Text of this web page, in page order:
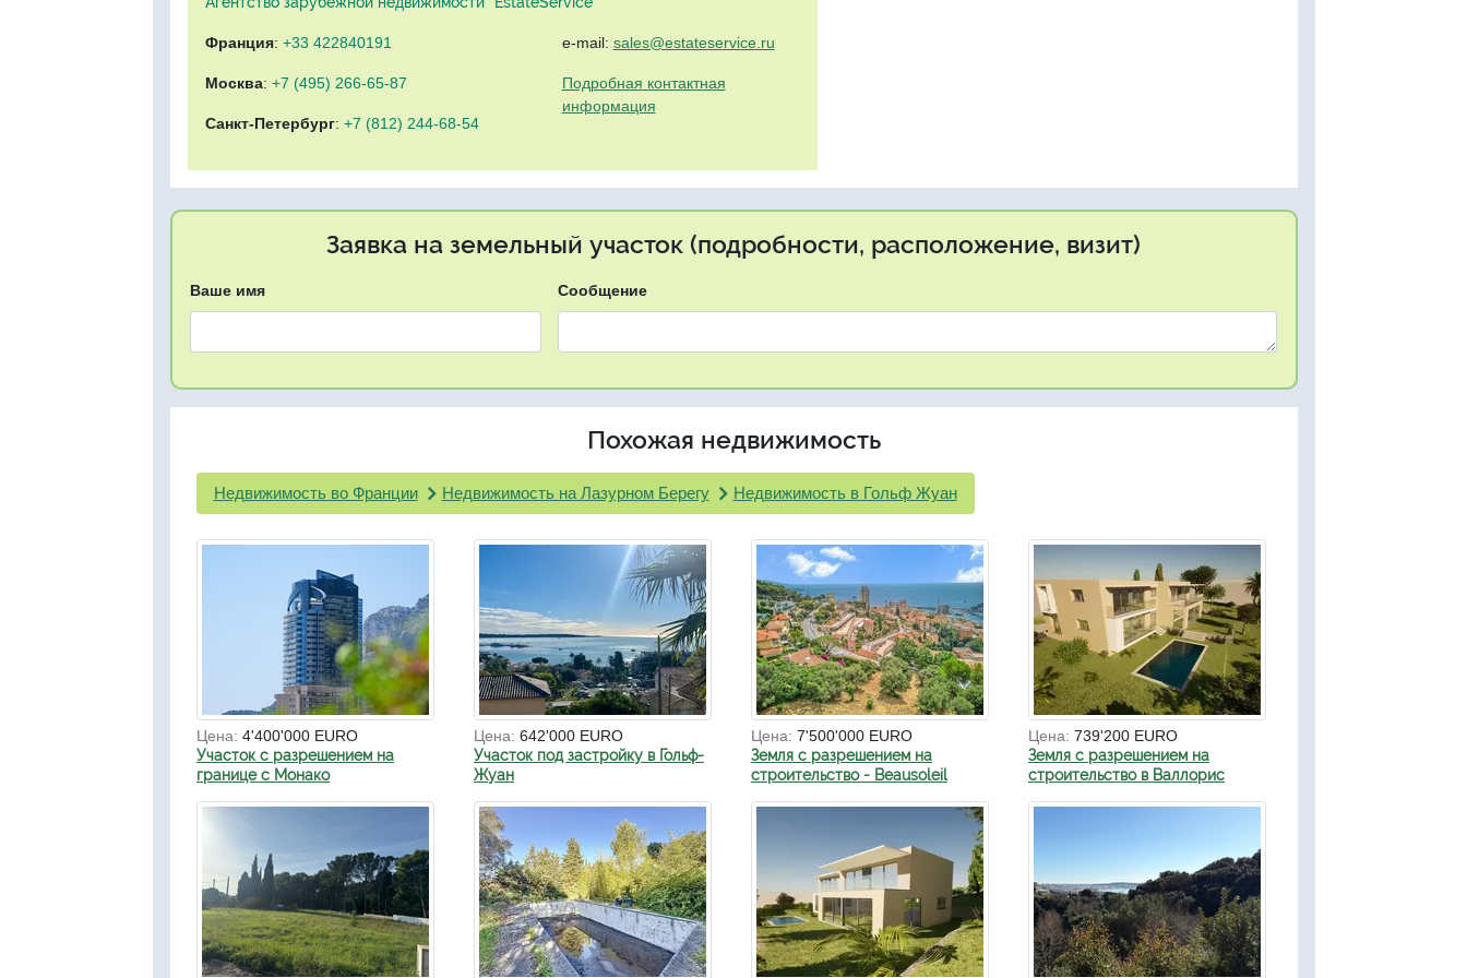
Франция: +33 422840191
Москва: +7 (495) 266-65-87
Санкт-Петербург: +7 (812) 244-68-54
e-mail: sales@estateservice.ru
Подробная контактная
информация
Заявка на земельный участок (подробности, расположение, визит)
Ваше имя Сообщение
Похожая недвижимость
Недвижимость во Франции Недвижимость на Лазурном Берегу Недвижимость в Гольф Жуан
Цена: 4'400'000 EURO
Участок с разрешением на
границе с Монако
Цена: 642'000 EURO
Участок под застройку в Гольф-
Жуан
Цена: 7'500'000 EURO
Земля с разрешением на
строительство - Beausoleil
Цена: 739'200 EURO
Земля с разрешением на
строительство в Валлорис